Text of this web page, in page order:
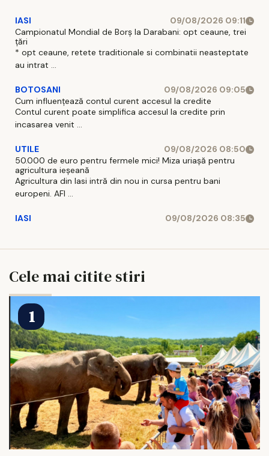
IASI
09/08/2026 09:11
Campionatul Mondial de Borș la Darabani: opt ceaune, trei
țări
* opt ceaune, retete traditionale si combinatii neasteptate
au intrat ...
BOTOSANI
09/08/2026 09:05
Cum influențează contul curent accesul la credite
Contul curent poate simplifica accesul la credite prin
incasarea venit ...
UTILE
09/08/2026 08:50
50.000 de euro pentru fermele mici! Miza uriașă pentru
agricultura ieșeană
Agricultura din Iasi intră din nou in cursa pentru bani
europeni. AFI ...
IASI 09/08/2026 08:35
Cele mai citite stiri